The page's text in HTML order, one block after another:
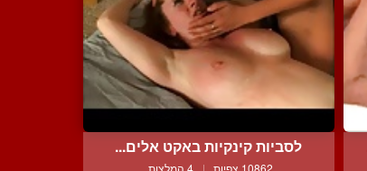
לסביות קינקיות באקט אלים...